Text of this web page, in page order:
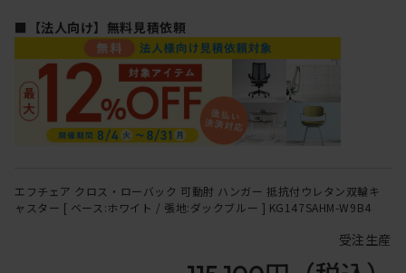
■【法人向け】無料見積依頼
エフチェア クロス・ローバック 可動肘 ハンガー 抵抗付ウレタン双輪キ
ャスター [ ベース:ホワイト / 張地:ダックブルー ] KG147SAHM-W9B4
受注生産